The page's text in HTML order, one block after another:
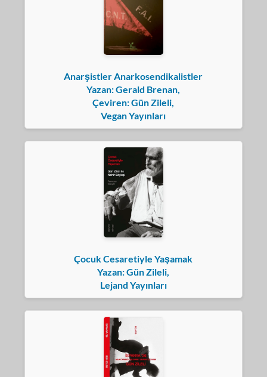
Anarşistler Anarkosendikalistler
Yazan: Gerald Brenan,
Çeviren: Gün Zileli,
Vegan Yayınları
Çocuk Cesaretiyle Yaşamak
Yazan: Gün Zileli,
Lejand Yayınları